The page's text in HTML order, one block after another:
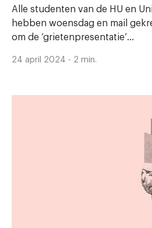
Alle studenten van de HU en
hebben woensdag en mail
om de ‘grietenpresentatie’...
24 april 2024 - 2 min.